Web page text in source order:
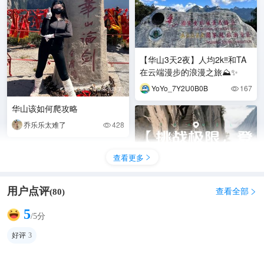
华山该如何爬攻略
乔乐乐太难了 428
【华山3天2夜】人均2k‼️和TA
在云端漫步的浪漫之旅⛰️✨
YoYo_7Y2U0B0B  167
查看更多 
用户点评(80) 查看全部 
5/5分
好评 3